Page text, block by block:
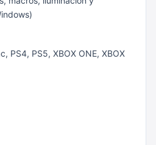
PS4, PS5, XBOX ONE, XBOX